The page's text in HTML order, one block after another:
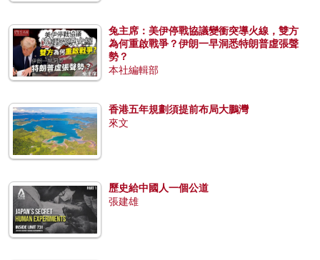
兔主席：美伊停戰協議變衝突導火線，雙方
為何重啟戰爭？伊朗一早洞悉特朗普虛張聲
勢？
本社編輯部
香港五年規劃須提前布局大鵬灣
來文
歷史給中國人一個公道
張建雄